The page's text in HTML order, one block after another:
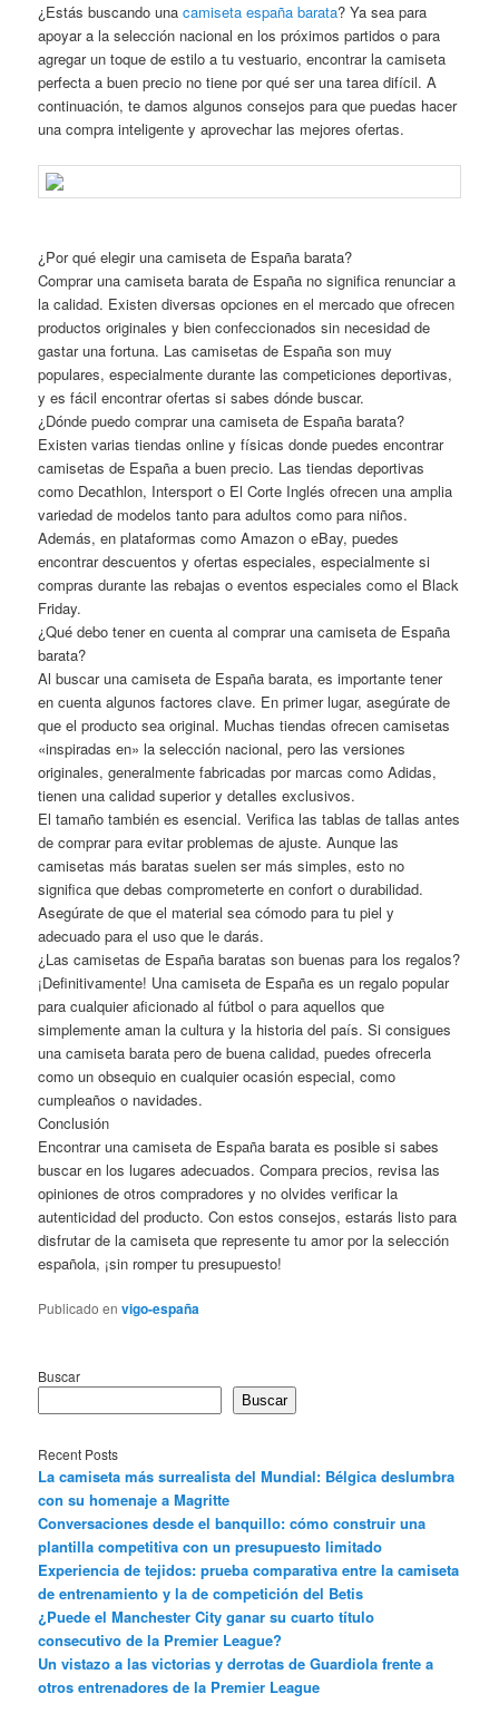
¿Estás buscando unacamiseta españa barata? Ya sea para
apoyar a la selección nacional en los próximos partidos o para
agregar un toque de estilo a tu vestuario, encontrar la camiseta
perfecta a buen precio no tiene por qué ser una tarea difícil. A
continuación, te damos algunos consejos para que puedas hacer
una compra inteligente y aprovechar las mejores ofertas.
¿Por qué elegir una camiseta de España barata?
Comprar una camiseta barata de España no significa renunciar a
la calidad. Existen diversas opciones en el mercado que ofrecen
productos originales y bien confeccionados sin necesidad de
gastar una fortuna. Las camisetas de España son muy
populares, especialmente durante las competiciones deportivas,
y es fácil encontrar ofertas si sabes dónde buscar.
¿Dónde puedo comprar una camiseta de España barata?
Existen varias tiendas online y físicas donde puedes encontrar
camisetas de España a buen precio. Las tiendas deportivas
como Decathlon, Intersport o El Corte Inglés ofrecen una amplia
variedad de modelos tanto para adultos como para niños.
Además, en plataformas como Amazon o eBay, puedes
encontrar descuentos y ofertas especiales, especialmente si
compras durante las rebajas o eventos especiales como el Black
Friday.
¿Qué debo tener en cuenta al comprar una camiseta de España
barata?
Al buscar una camiseta de España barata, es importante tener
en cuenta algunos factores clave. En primer lugar, asegúrate de
que el producto sea original. Muchas tiendas ofrecen camisetas
«inspiradas en» la selección nacional, pero las versiones
originales, generalmente fabricadas por marcas como Adidas,
tienen una calidad superior y detalles exclusivos.
El tamaño también es esencial. Verifica las tablas de tallas antes
de comprar para evitar problemas de ajuste. Aunque las
camisetas más baratas suelen ser más simples, esto no
significa que debas comprometerte en confort o durabilidad.
Asegúrate de que el material sea cómodo para tu piel y
adecuado para el uso que le darás.
¿Las camisetas de España baratas son buenas para los regalos?
¡Definitivamente! Una camiseta de España es un regalo popular
para cualquier aficionado al fútbol o para aquellos que
simplemente aman la cultura y la historia del país. Si consigues
una camiseta barata pero de buena calidad, puedes ofrecerla
como un obsequio en cualquier ocasión especial, como
cumpleaños o navidades.
Conclusión
Encontrar una camiseta de España barata es posible si sabes
buscar en los lugares adecuados. Compara precios, revisa las
opiniones de otros compradores y no olvides verificar la
autenticidad del producto. Con estos consejos, estarás listo para
disfrutar de la camiseta que represente tu amor por la selección
española, ¡sin romper tu presupuesto!
Publicado en vigo-españa
Buscar
Buscar
Recent Posts
La camiseta más surrealista del Mundial: Bélgica deslumbra
con su homenaje a Magritte
Conversaciones desde el banquillo: cómo construir una
plantilla competitiva con un presupuesto limitado
Experiencia de tejidos: prueba comparativa entre la camiseta
de entrenamiento y la de competición del Betis
¿Puede el Manchester City ganar su cuarto título
consecutivo de la Premier League?
Un vistazo a las victorias y derrotas de Guardiola frente a
otros entrenadores de la Premier League